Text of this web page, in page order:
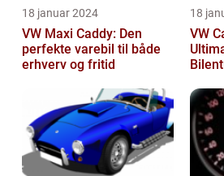
18 januar 2024
VW Maxi Caddy: Den
perfekte varebil til både
erhverv og fritid
18
VW